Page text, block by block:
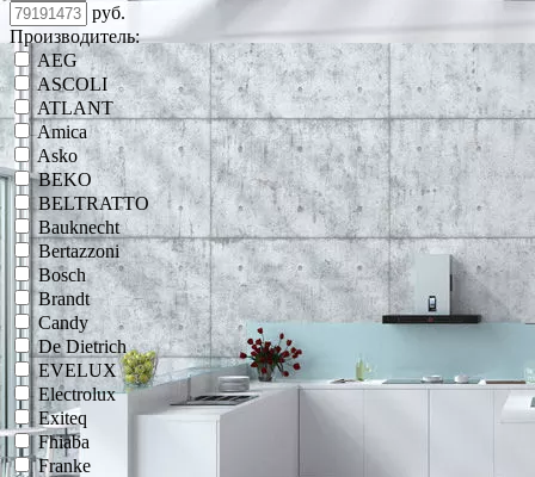
руб.
Производитель:
AEG
ASCOLI
ATLANT
Amica
Asko
BEKO
BELTRATTO
Bauknecht
Bertazzoni
Bosch
Brandt
Candy
De Dietrich
EVELUX
Electrolux
Exiteq
Fhiaba
Franke